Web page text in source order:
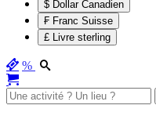
$ Dollar Canadien
₣ Franc Suisse
£ Livre sterling
%